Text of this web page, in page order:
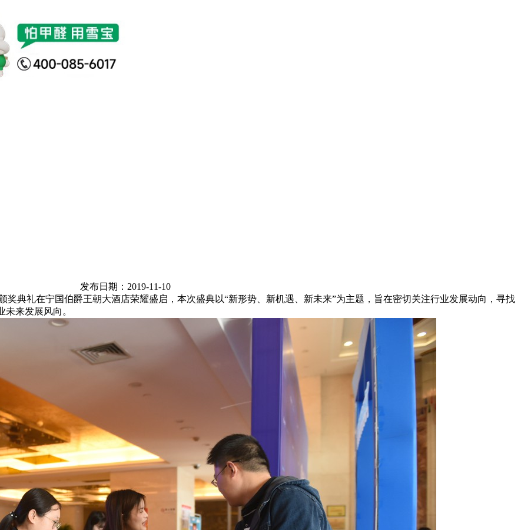
发布日期：2019-11-10
奖典礼在宁国伯爵王朝大酒店荣耀盛启，本次盛典以“新形势、新机遇、新未来”为主题，旨在密切关注行业发展动向，寻找
来发展风向。